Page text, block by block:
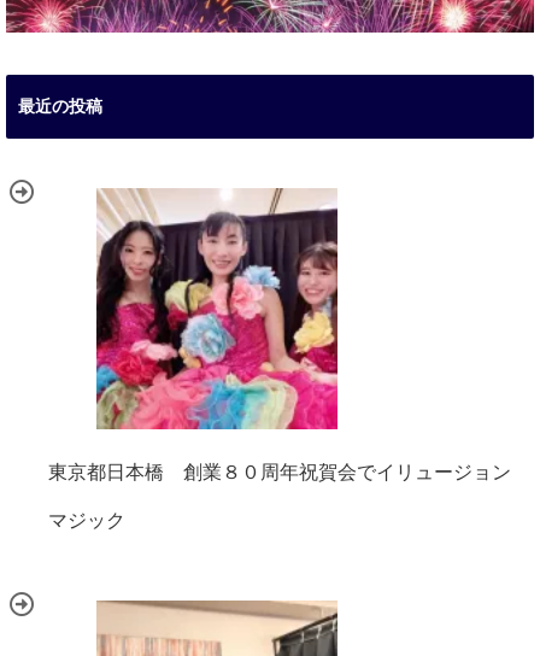
最近の投稿
東京都日本橋 創業８０周年祝賀会でイリュージョン
マジック